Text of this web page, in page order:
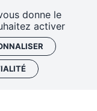
donne le
activer